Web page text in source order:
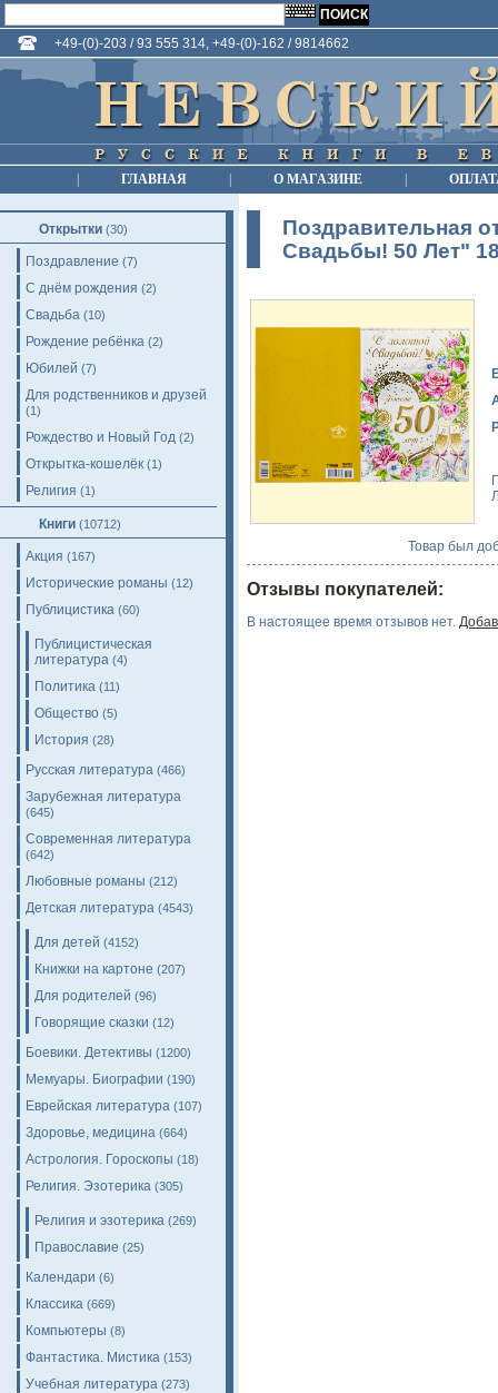
+49-(0)-203 / 93 555 314, +49-(0)-162 / 9814662
ГЛАВНАЯ О МАГАЗИНЕ
Открытки (30)
Поздравление (7)
С днём рождения (2)
Свадьба (10)
Рождение ребёнка (2)
Юбилей (7)
Для родственников и друзей
(1)
Рождество и Новый Год (2)
Открытка-кошелёк (1)
Религия (1)
Книги (10712)
Акция (167)
Исторические романы (12)
Публицистика (60)
Публицистическая
литература (4)
Политика (11)
Общество (5)
История (28)
Русская литература (466)
Зарубежная литература
(645)
Современная литература
(642)
Любовные романы (212)
Детская литература (4543)
Для детей (4152)
Книжки на картоне (207)
Для родителей (96)
Говорящие сказки (12)
Боевики. Детективы (1200)
Мемуары. Биографии (190)
Еврейская литература (107)
Здоровье, медицина (664)
Астрология. Гороскопы (18)
Религия. Эзотерика (305)
Религия и эзотерика (269)
Православие (25)
Календари (6)
Классика (669)
Компьютеры (8)
Фантастика. Мистика (153)
Учебная литература (273)
Поздравительная
Свадьбы! 50 Лет"
Товар был
Отзывы покупателей:
В настоящее время отзывов нет.